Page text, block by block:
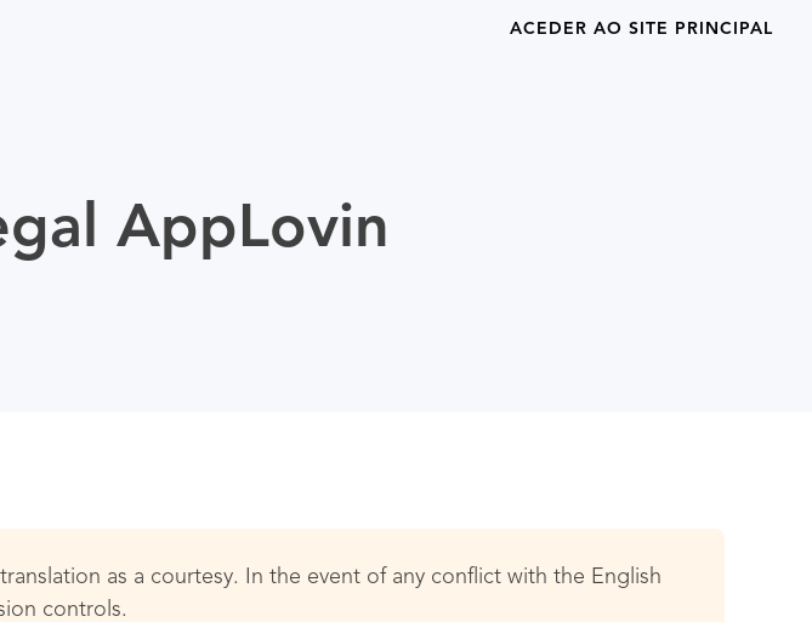
ACEDER AO SITE PRINCIPAL
AppLovin
as a courtesy. In the event of any conflict with the English
controls.